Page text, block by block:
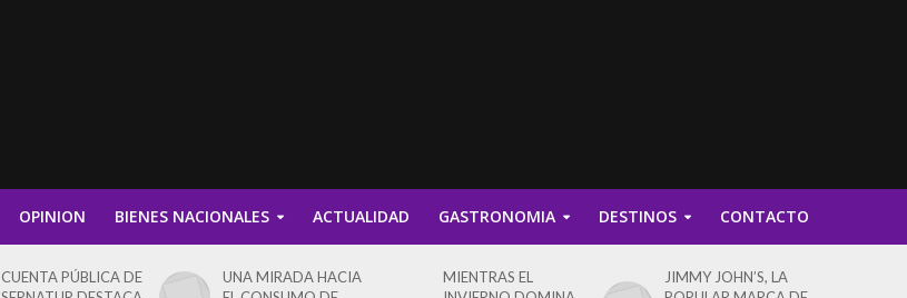
OPINION BIENES NACIONALES ACTUALIDAD GASTRONOMIA DESTINOS CONTACTO
CUENTA PÚBLICA DE
UNA MIRADA HACIA
MIENTRAS EL
JIMMY JOHN’S, LA